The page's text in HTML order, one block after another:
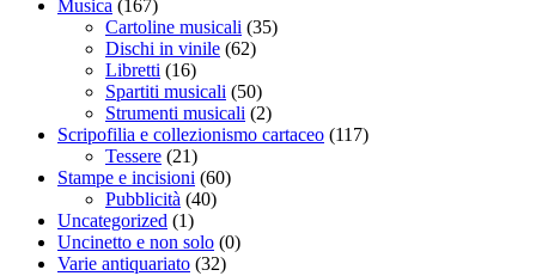
Musica (167)
Cartoline musicali (35)
Dischi in vinile (62)
Libretti (16)
Spartiti musicali (50)
Strumenti musicali (2)
Scripofilia e collezionismo cartaceo (117)
Tessere (21)
Stampe e incisioni (60)
Pubblicità (40)
Uncategorized (1)
Uncinetto e non solo (0)
Varie antiquariato (32)